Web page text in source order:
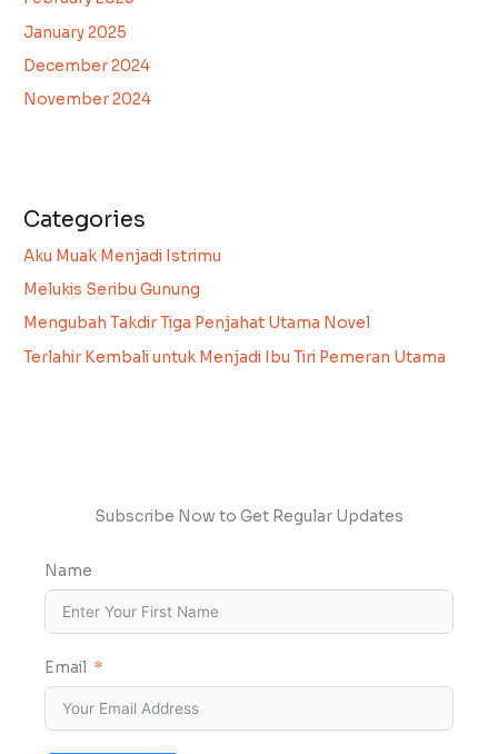
January 2025
December 2024
November 2024
Categories
Aku Muak Menjadi Istrimu
Melukis Seribu Gunung
Mengubah Takdir Tiga Penjahat Utama Novel
Terlahir Kembali untuk Menjadi Ibu Tiri Pemeran Utama
Subscribe Now to Get Regular Updates
Name
Email